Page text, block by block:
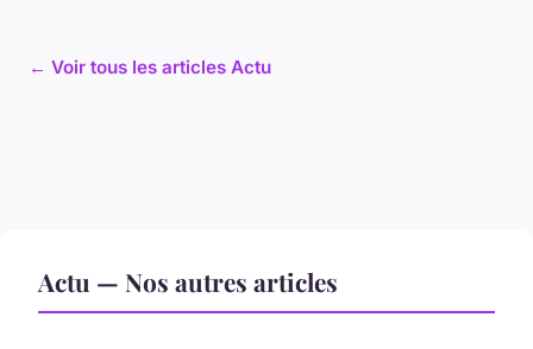
← Voir tous les articles Actu
Actu — Nos autres articles